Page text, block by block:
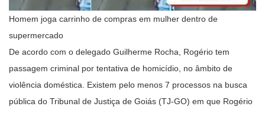
Homem joga carrinho de compras em mulher dentro de
supermercado
De acordo com o delegado Guilherme Rocha, Rogério tem
passagem criminal por tentativa de homicídio, no âmbito de
violência doméstica. Existem pelo menos 7 processos na busca
pública do Tribunal de Justiça de Goiás (TJ-GO) em que Rogério